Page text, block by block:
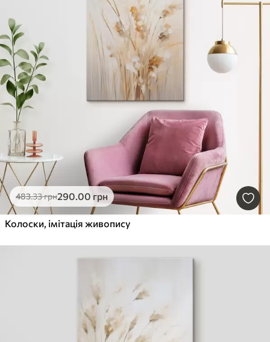
483.33грн290.00 грн
Колоски, імітація живопису